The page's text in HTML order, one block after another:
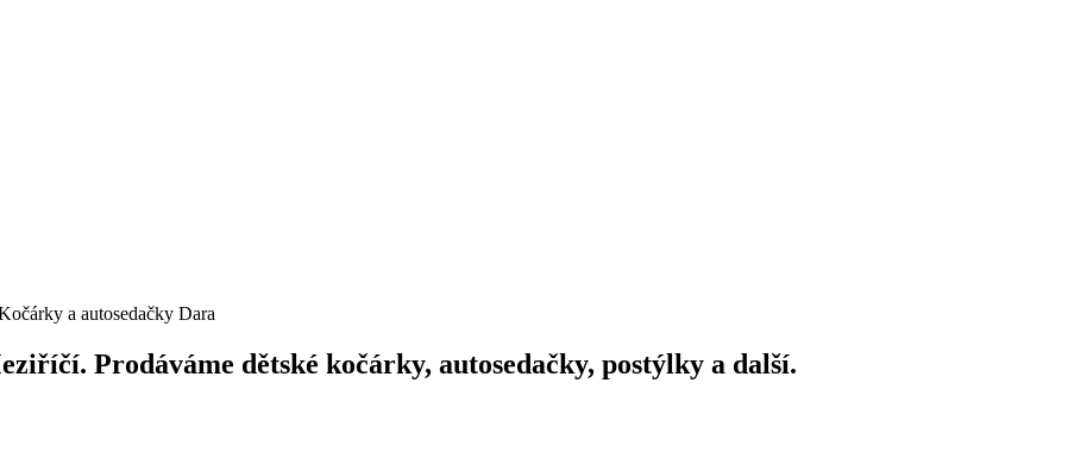
a autosedačky Dara
Prodáváme dětské kočárky, autosedačky, postýlky a další.